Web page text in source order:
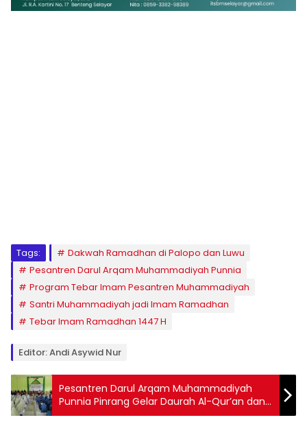
Tags:
Dakwah Ramadhan di Palopo dan Luwu
Pesantren Darul Arqam Muhammadiyah Punnia
Program Tebar Imam Pesantren Muhammadiyah
Santri Muhammadiyah jadi Imam Ramadhan
Tebar Imam Ramadhan 1447 H
Editor: Andi Asywid Nur
Pesantren Darul Arqam Muhammadiyah
Punnia Pinrang Gelar Daurah Al-Qur’an dan
Fikih Kontemporer